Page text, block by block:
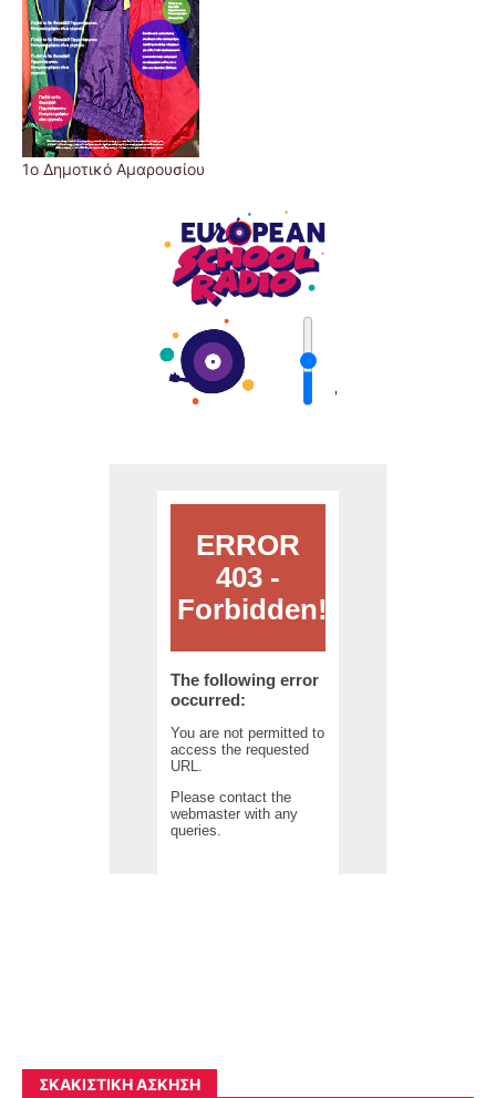
1ο Δημοτικό Αμαρουσίου
'
ΣΚΑΚΙΣΤΙΚΉ ΆΣΚΗΣΗ